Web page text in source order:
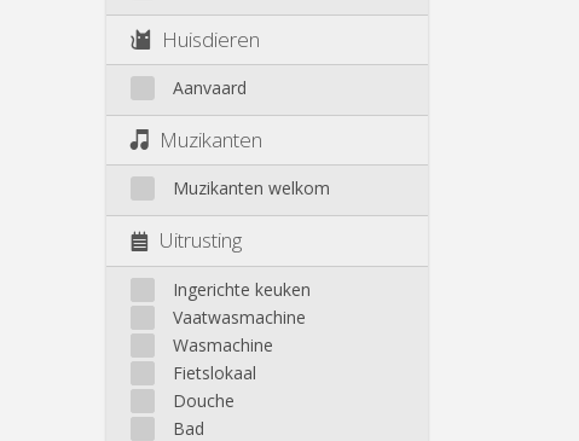
Huisdieren
Aanvaard
Muzikanten
Muzikanten welkom
Uitrusting
Ingerichte keuken
Vaatwasmachine
Wasmachine
Fietslokaal
Douche
Bad